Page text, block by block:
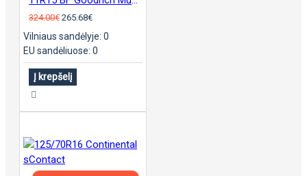
324.00€ 265.68€
Vilniaus sandėlyje: 0
EU sandėliuose: 0
Į krepšelį